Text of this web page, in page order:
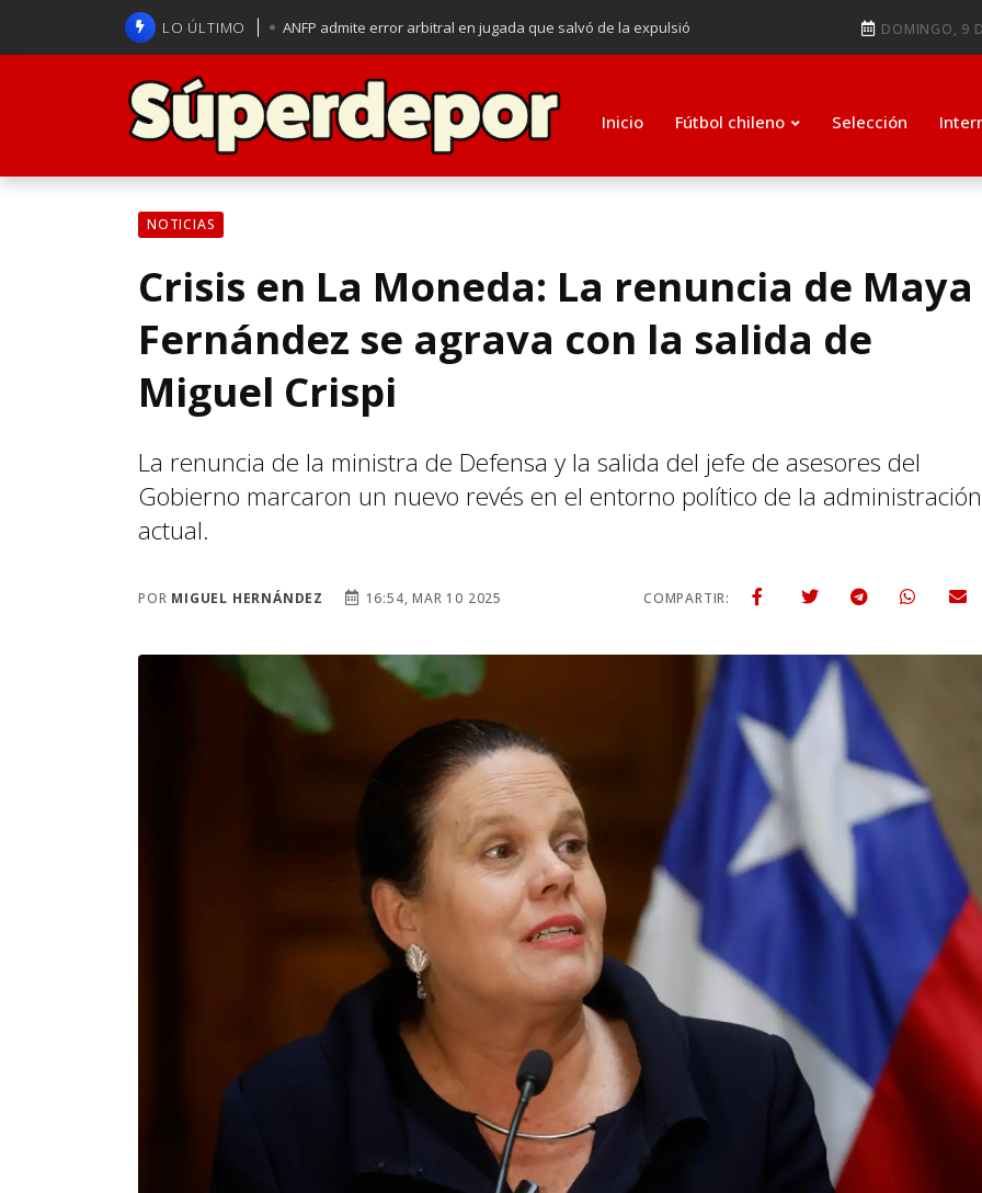
LO ÚLTIMO ANFP admite error arbitral en jugada que salvó de la expulsió
La U se aferra a la esperanza de clasificar a octavos de
Brasil anuncia a Carlo Ancelotti como su nuevo entrenador para
DOMINGO, 9
Inicio Fútbol chileno Selección
NOTICIAS
Crisis en La Moneda: La renuncia de Maya
Fernández se agrava con la salida de
Miguel Crispi
La renuncia de la ministra de Defensa y la salida del jefe de asesores del
Gobierno marcaron un nuevo revés en el entorno político de la administración
actual.
POR MIGUEL HERNÁNDEZ 16:54, MAR 10 2025 COMPARTIR: